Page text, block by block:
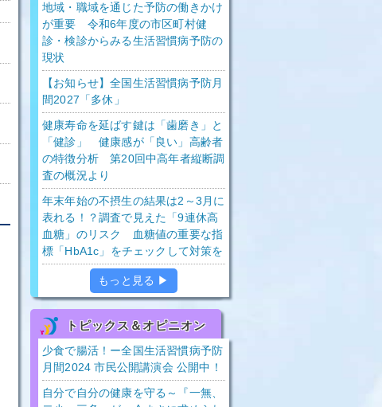
地域・職域を通じた予防の働きかけ
が重要 令和6年度の市区町村健
診・検診からみる生活習慣病予防の
現状
【お知らせ】全国生活習慣病予防月
間2027「多休」
健康寿命を延ばす鍵は「歯磨き」と
「健診」 健康感が「良い」高齢者
の特徴分析 第20回中高年者縦断調
査の概況より
年末年始の不摂生の結果は2～3月に
表れる！？調査で見えた「9連休高
血糖」のリスク 血糖値の重要な指
標「HbA1c」をチェックして対策を
もっと見る ▶
トピックス＆オピニオン
少食で腸活！ー全国生活習慣病予防
月間2024 市民公開講演会 公開中！
自分で自分の健康を守る～『一無、